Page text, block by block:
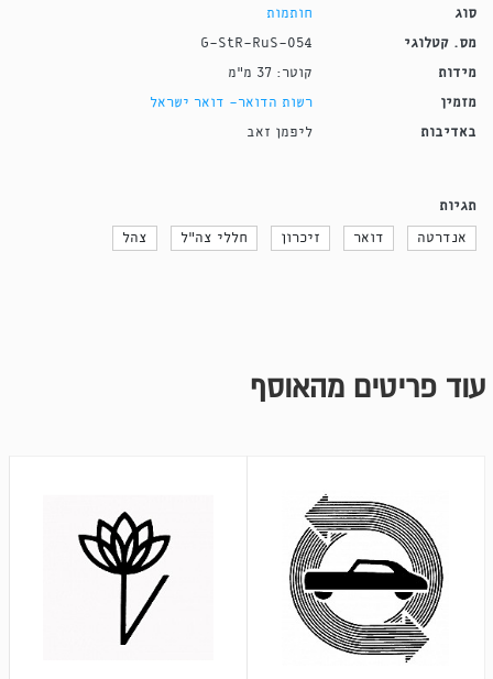
סוג חותמות
מס. קטלוגי G-StR-RuS-054
מידות קוטר: 37 מ"מ
מזמין רשות הדואר- דואר ישראל
באדיבות ליפמן זאב
תגיות
אנדרטה דואר זיכרון חללי צה"ל צהל
עוד פריטים מהאוסף